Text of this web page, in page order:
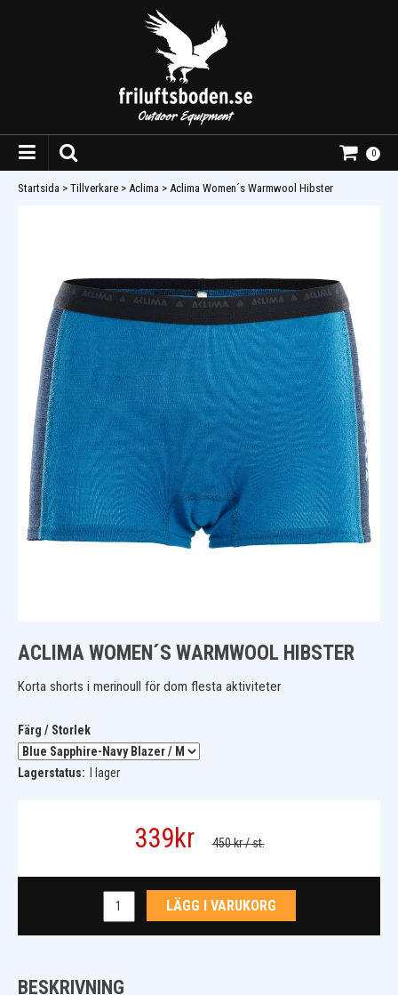
0
Startsida > Tillverkare > Aclima > Aclima Women´s Warmwool Hibster
ACLIMA WOMEN´S WARMWOOL HIBSTER
Korta shorts i merinoull för dom flesta aktiviteter
Färg / Storlek
Lagerstatus: I lager
339kr 450 kr/ st.
LÄGG I VARUKORG
BESKRIVNING